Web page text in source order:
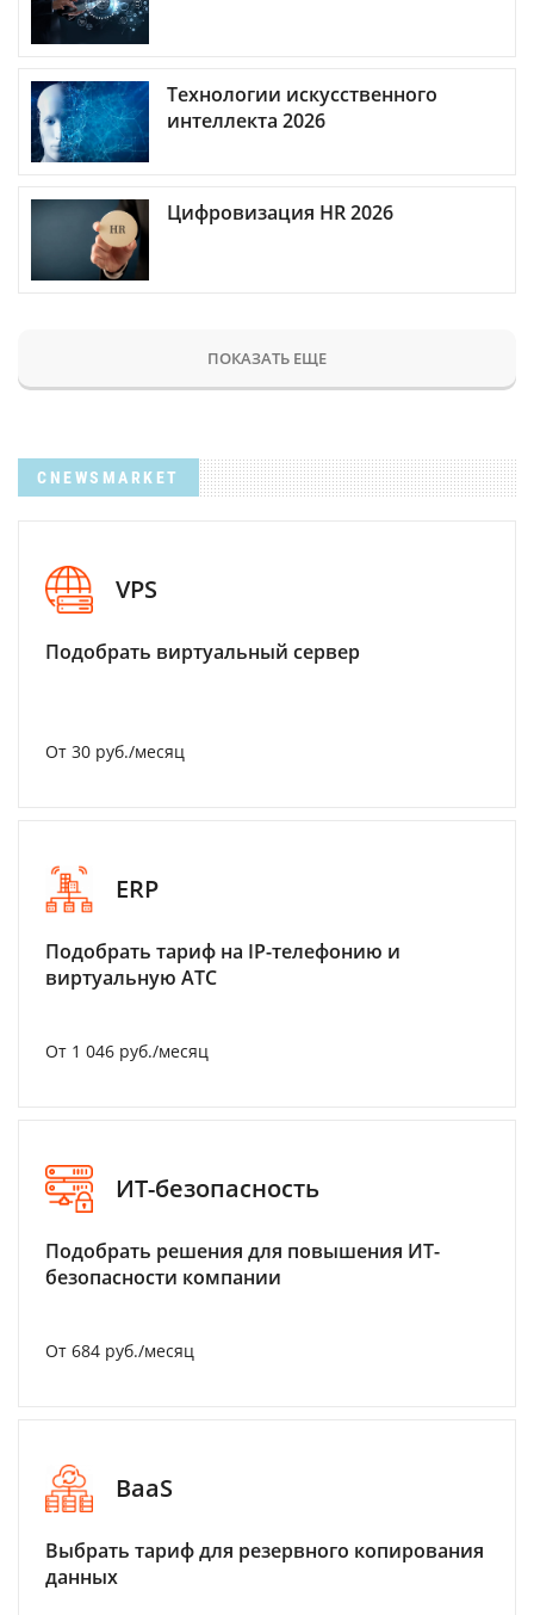
Технологии искусственного
интеллекта 2026
Цифровизация HR 2026
ПОКАЗАТЬ ЕЩЕ
CNEWSMARKET
VPS
Подобрать виртуальный сервер
От 30 руб./месяц
ERP
Подобрать тариф на IP-телефонию и
виртуальную АТС
От 1 046 руб./месяц
ИТ-безопасность
Подобрать решения для повышения ИТ-
безопасности компании
От 684 руб./месяц
BaaS
Выбрать тариф для резервного копирования
данных